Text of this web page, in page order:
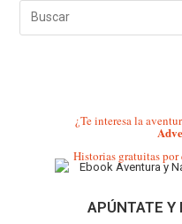
¿Te interesa la
Historias gratuitas
APÚNTATE Y